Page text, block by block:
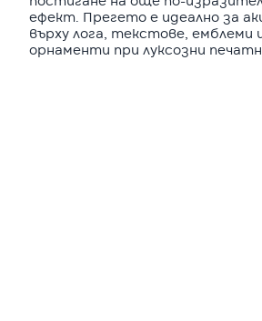
ефект. Прегето е идеално за
върху лога, текстове, емблеми
орнаменти при луксозни